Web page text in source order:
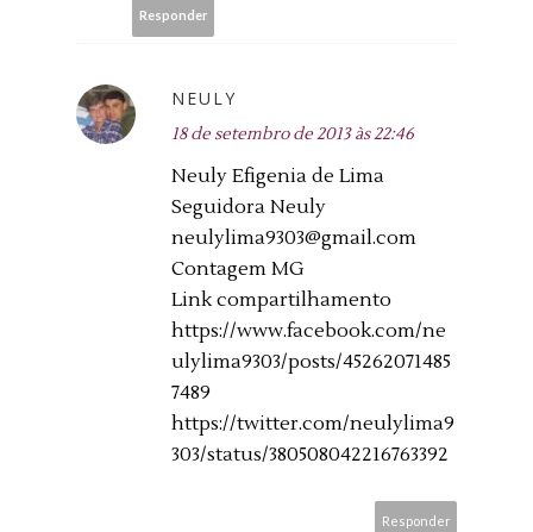
Responder
NEULY
18 de setembro de 2013 às 22:46
Neuly Efigenia de Lima
Seguidora Neuly
neulylima9303@gmail.com
Contagem MG
Link compartilhamento
https://www.facebook.com/ne
ulylima9303/posts/45262071485
7489
https://twitter.com/neulylima9
303/status/380508042216763392
Responder